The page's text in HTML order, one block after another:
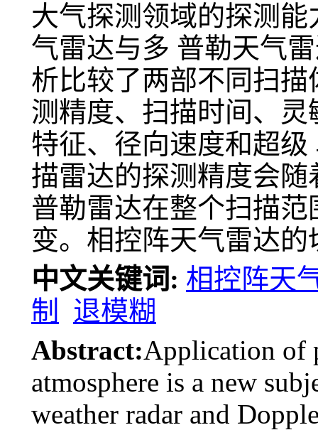
大气探测领域的探测
气雷达与多 普勒天气
析比较了两部不同扫
测精度、扫描时间、
特征、径向速度和超
描雷达的探测精度会
普勒雷达在整个扫描
变。相控阵天气雷达
中文关键词: 相控阵天
制
退模糊
Abstract:Application of
atmosphere is a new
weather radar and